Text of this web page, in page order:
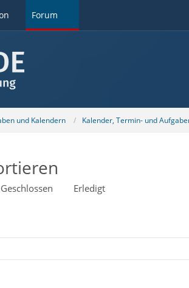
Forum
und Kalendern Kalender, Termin- und
Geschlossen Erledigt